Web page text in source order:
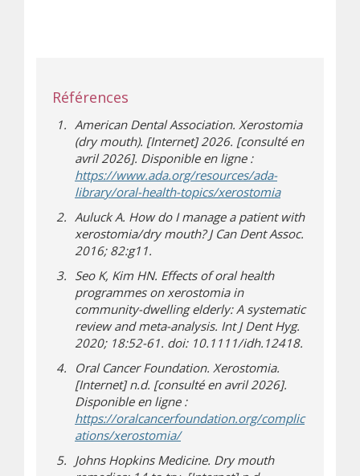
Références
American Dental Association. Xerostomia
(dry mouth). [Internet] 2026. [consulté en
avril 2026]. Disponible en ligne :
https://www.ada.org/resources/ada-
library/oral-health-topics/xerostomia(s’ouvre dans
(s’ouvre sur
Auluck A. How do I manage a patient with
xerostomia/dry mouth? J Can Dent Assoc.
2016; 82:g11.
Seo K, Kim HN. Effects of oral health
programmes on xerostomia in
community-dwelling elderly: A systematic
review and meta-analysis. Int J Dent Hyg.
2020; 18:52-61. doi: 10.1111/idh.12418.
Oral Cancer Foundation. Xerostomia.
[Internet] n.d. [consulté en avril 2026].
Disponible en ligne :
https://oralcancerfoundation.org/complic
ations/xerostomia/(s’ouvre dans une nouvelle
(s’ouvre sur un autre site)
Johns Hopkins Medicine. Dry mouth